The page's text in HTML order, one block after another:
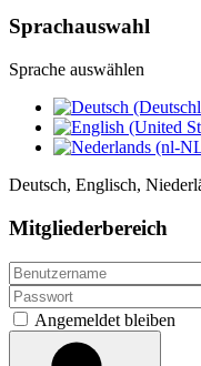
Sprachauswahl
Sprache auswählen
Deutsch, Englisch,
Mitgliederbereich
Angemeldet bleiben